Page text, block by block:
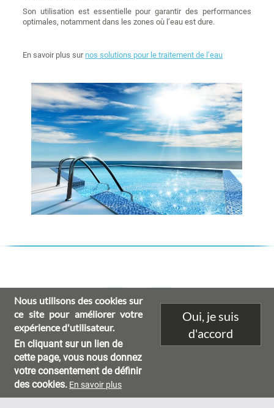
Son utilisation est essentielle pour garantir des performances
optimales, notamment dans les zones où l’eau est dure.
En savoir plus sur nos solutions pour le traitement de l’eau
Image
Social
links
Footer
menu
Mentions légales Contact
Copyright Groupe Salins 2026 - All rights Reserved
Nous utilisons des cookies sur
ce site pour améliorer votre
expérience d'utilisateur.
En cliquant sur un lien de
cette page, vous nous donnez
votre consentement de définir
des cookies. En savoir plus
Oui, je suis
d'accord